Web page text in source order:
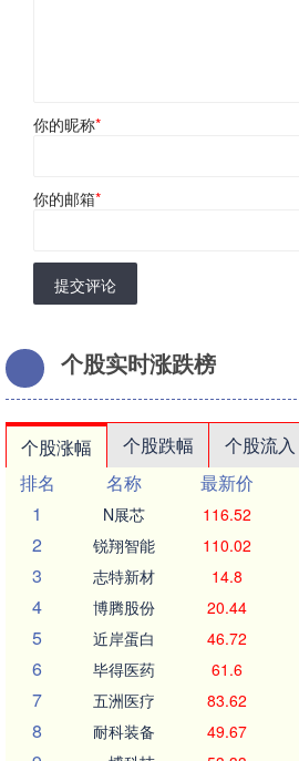
你的昵称*
你的邮箱*
提交评论
个股实时涨跌榜
个股涨幅 个股跌幅 个股流入
排名
名称 最新价
1
N展芯 116.52
2 锐翔智能 110.02
3 志特新材 14.8
4 博腾股份 20.44
5 近岸蛋白 46.72
6 毕得医药 61.6
7 五洲医疗 83.62
8 耐科装备 49.67